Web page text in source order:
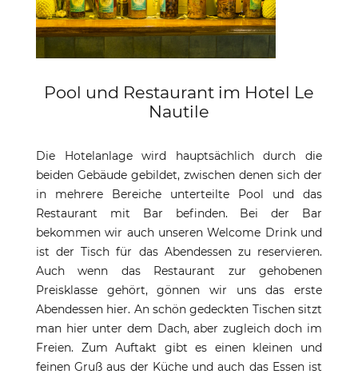
Pool und Restaurant im Hotel Le
Nautile
Die Hotelanlage wird hauptsächlich durch die
beiden Gebäude gebildet, zwischen denen sich der
in mehrere Bereiche unterteilte Pool und das
Restaurant mit Bar befinden. Bei der Bar
bekommen wir auch unseren Welcome Drink und
ist der Tisch für das Abendessen zu reservieren.
Auch wenn das Restaurant zur gehobenen
Preisklasse gehört, gönnen wir uns das erste
Abendessen hier. An schön gedeckten Tischen sitzt
man hier unter dem Dach, aber zugleich doch im
Freien. Zum Auftakt gibt es einen kleinen und
feinen Gruß aus der Küche und auch das Essen ist